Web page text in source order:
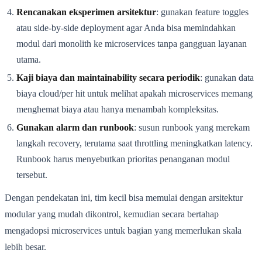
Rencanakan eksperimen arsitektur: gunakan feature toggles
atau side-by-side deployment agar Anda bisa memindahkan
modul dari monolith ke microservices tanpa gangguan layanan
utama.
Kaji biaya dan maintainability secara periodik: gunakan data
biaya cloud/per hit untuk melihat apakah microservices memang
menghemat biaya atau hanya menambah kompleksitas.
Gunakan alarm dan runbook: susun runbook yang merekam
langkah recovery, terutama saat throttling meningkatkan latency.
Runbook harus menyebutkan prioritas penanganan modul
tersebut.
Dengan pendekatan ini, tim kecil bisa memulai dengan arsitektur
modular yang mudah dikontrol, kemudian secara bertahap
mengadopsi microservices untuk bagian yang memerlukan skala
lebih besar.